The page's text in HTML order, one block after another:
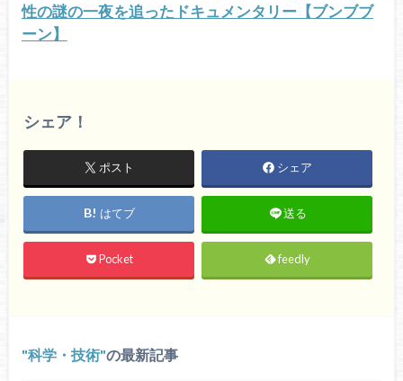
性の謎の一夜を追ったドキュメンタリー【ブンブブ
ーン】
シェア！
ポスト シェア
はてブ 送る
Pocket feedly
科学・技術 の最新記事